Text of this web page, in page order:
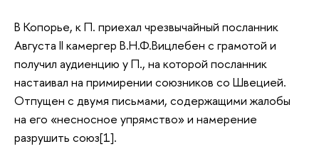
В Копорье, к П. приехал чрезвычайный посланник
Августа II камергер В.Н.Ф.Вицлебен с грамотой и
получил аудиенцию у П., на которой посланник
настаивал на примирении союзников со Швецией.
Отпущен с двумя письмами, содержащими жалобы
на его «несносное упрямство» и намерение
разрушить союз[1].